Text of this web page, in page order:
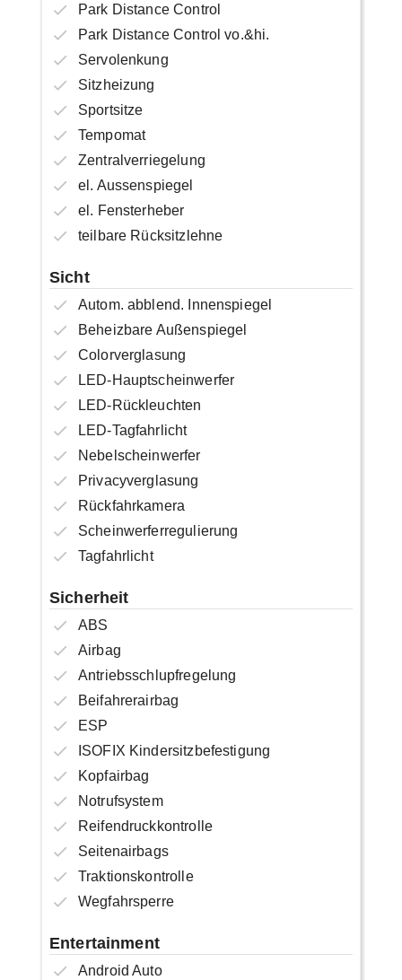
Park Distance Control
Park Distance Control vo.&hi.
Servolenkung
Sitzheizung
Sportsitze
Tempomat
Zentralverriegelung
el. Aussenspiegel
el. Fensterheber
teilbare Rücksitzlehne
Sicht
Autom. abblend. Innenspiegel
Beheizbare Außenspiegel
Colorverglasung
LED-Hauptscheinwerfer
LED-Rückleuchten
LED-Tagfahrlicht
Nebelscheinwerfer
Privacyverglasung
Rückfahrkamera
Scheinwerferregulierung
Tagfahrlicht
Sicherheit
ABS
Airbag
Antriebsschlupfregelung
Beifahrerairbag
ESP
ISOFIX Kindersitzbefestigung
Kopfairbag
Notrufsystem
Reifendruckkontrolle
Seitenairbags
Traktionskontrolle
Wegfahrsperre
Entertainment
Android Auto